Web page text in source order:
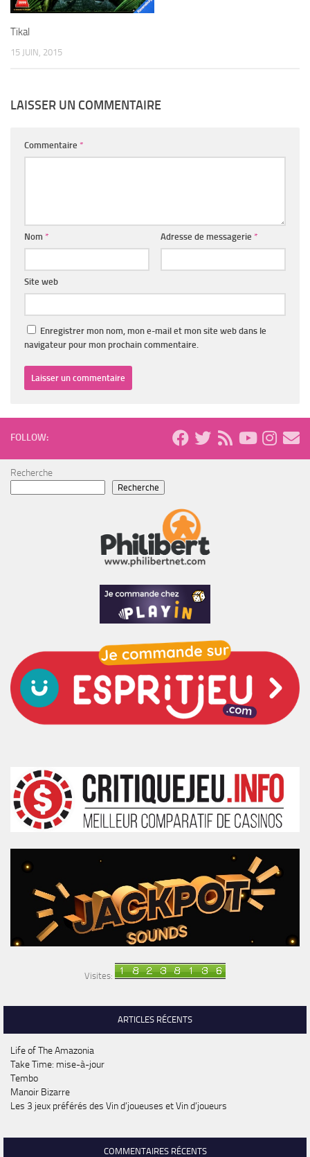
Tikal
15 JUIN, 2015
LAISSER UN COMMENTAIRE
Commentaire *
Nom * Adresse de messagerie *
Site web
Enregistrer mon nom, mon e-mail et mon site web dans le
navigateur pour mon prochain commentaire.
FOLLOW:
Recherche
Recherche
Visites:
ARTICLES RÉCENTS
Life of The Amazonia
Take Time: mise-à-jour
Tembo
Manoir Bizarre
Les 3 jeux préférés des Vin d’joueuses et Vin d’joueurs
COMMENTAIRES RÉCENTS